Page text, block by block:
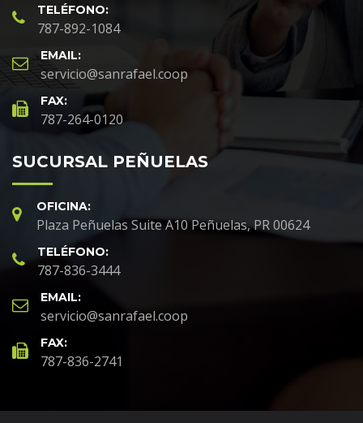
TELÉFONO:
787-892-1084
EMAIL:
servicio@sanrafael.coop
FAX:
787-264-0120
SUCURSAL PEÑUELAS
OFICINA:
Plaza Peñuelas Suite A10 Peñuelas, PR 00624
TELÉFONO:
787-836-3444
EMAIL:
servicio@sanrafael.coop
FAX:
787-836-2741